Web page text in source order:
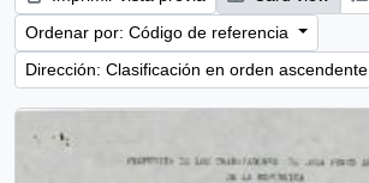
Ordenar por: Código de referencia
Dirección: Clasificación en orden ascendente